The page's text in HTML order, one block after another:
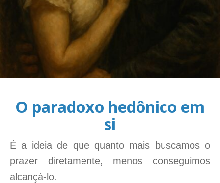
O paradoxo hedônico em
si
É a ideia de que quanto mais buscamos o
prazer diretamente, menos conseguimos
alcançá-lo.